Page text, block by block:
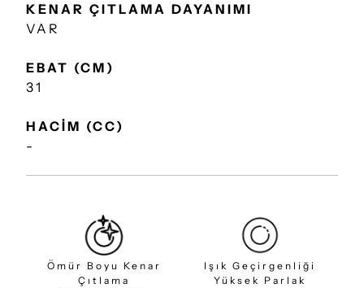
KENAR ÇITLAMA DAYANIMI
VAR
EBAT (CM)
31
HACİM (CC)
-
Ömür Boyu Kenar
Çıtlama
Işık Geçirgenliği
Yüksek Parlak